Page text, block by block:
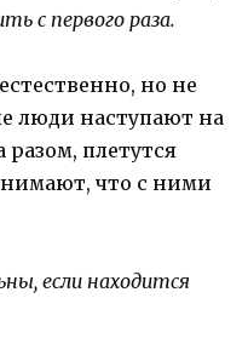
с первого раза.
но не
люди наступают на
разом, плетутся
что с ними
если находится